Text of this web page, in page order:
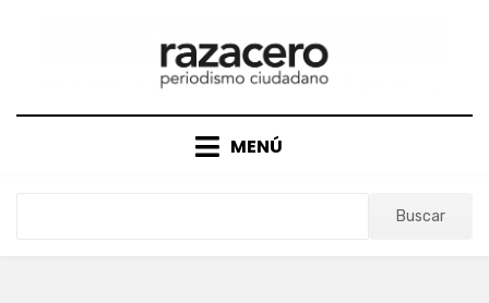
MENÚ
Buscar